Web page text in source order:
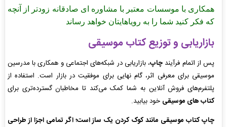
همکاری با موسسات معتبر با مشاوره ای صادقانه زودتر از آنچه
که فکر کنید شما را به رویاهایتان خواهد رساند
بازاریابی و توزیع کتاب موسیقی
پس از اتمام فرآیند چاپ، بازاریابی در شبکه‌های اجتماعی و همکاری با مدرسین
موسیقی برای معرفی اثر، گام نهایی برای موفقیت در بازار است. استفاده از
پلتفرم‌های فروش آنلاین به شما کمک می‌کند تا مخاطبان گسترده‌تری برای
کتاب های موسیقی خود بیابید.
چاپ کتاب موسیقی مانند کوک کردن یک ساز است؛ اگر تمامی اجزا از طراحی